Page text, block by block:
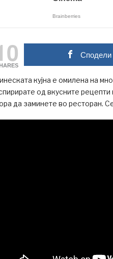
Сподели
кујна е омилена на
од вкусните
да заминете во ресторан.